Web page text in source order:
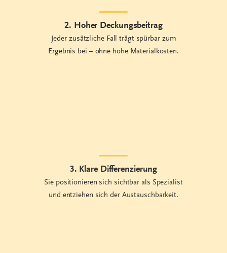
2. Hoher Deckungsbeitrag
Jeder zusätzliche Fall trägt spürbar zum
Ergebnis bei – ohne hohe Materialkosten.
und entziehen sich der Austauschbarkeit.